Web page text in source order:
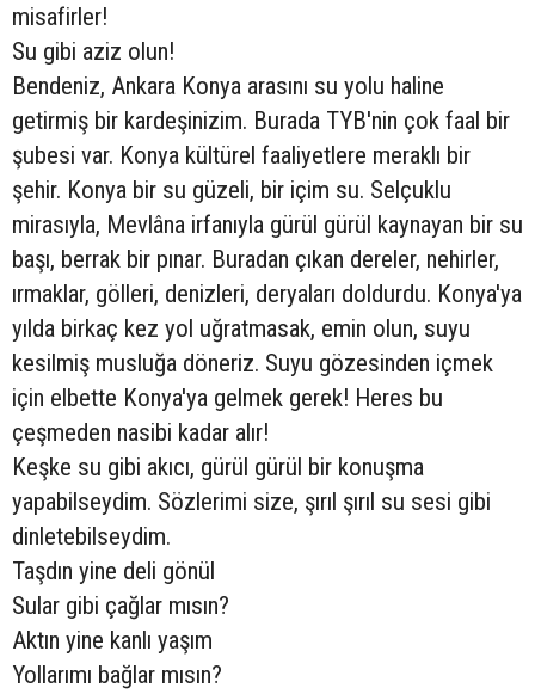
misafirler!
Su gibi aziz olun!
Bendeniz, Ankara Konya arasını su yolu haline
getirmiş bir kardeşinizim. Burada TYB'nin çok faal bir
şubesi var. Konya kültürel faaliyetlere meraklı bir
şehir. Konya bir su güzeli, bir içim su. Selçuklu
mirasıyla, Mevlâna irfanıyla gürül gürül kaynayan bir su
başı, berrak bir pınar. Buradan çıkan dereler, nehirler,
ırmaklar, gölleri, denizleri, deryaları doldurdu. Konya'ya
yılda birkaç kez yol uğratmasak, emin olun, suyu
kesilmiş musluğa döneriz. Suyu gözesinden içmek
için elbette Konya'ya gelmek gerek! Heres bu
çeşmeden nasibi kadar alır!
Keşke su gibi akıcı, gürül gürül bir konuşma
yapabilseydim. Sözlerimi size, şırıl şırıl su sesi gibi
dinletebilseydim.
Taşdın yine deli gönül
Sular gibi çağlar mısın?
Aktın yine kanlı yaşım
Yollarımı bağlar mısın?